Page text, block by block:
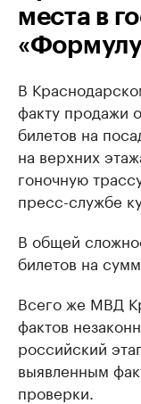
места в
В
факту продажи
билетов на
на верхних
гоночную
пресс-службе
В общей
билетов на
Всего же МВД
фактов
российский
выявленным
проверки.